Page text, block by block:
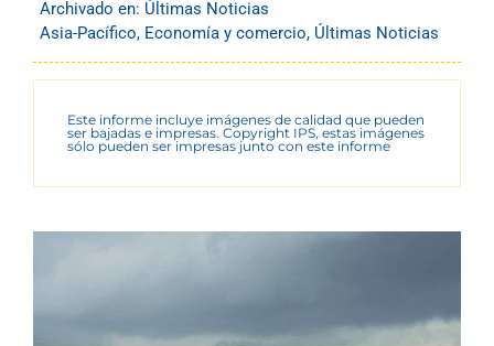
Archivado en: Últimas Noticias
Asia-Pacífico, Economía y comercio, Últimas Noticias
Este informe incluye imágenes de calidad que pueden
ser bajadas e impresas. Copyright IPS, estas imágenes
sólo pueden ser impresas junto con este informe